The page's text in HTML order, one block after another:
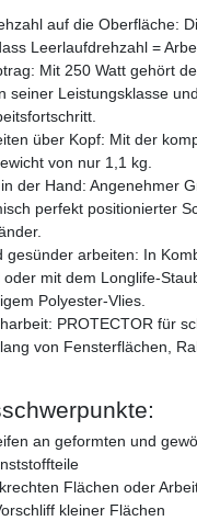
auf die Oberfläche:
Leerlaufdrehzahl =
Mit 250 Watt gehört
seiner Leistungsklasse
über Kopf: Mit der
von nur 1,1 kg.
der Hand: Angenehmer
perfekt positionierter
gesünder arbeiten: In
oder mit dem Longlife-
Polyester-Vlies.
PROTECTOR für
von Fensterflächen,
an geformten und
Flächen oder
kleiner Flächen